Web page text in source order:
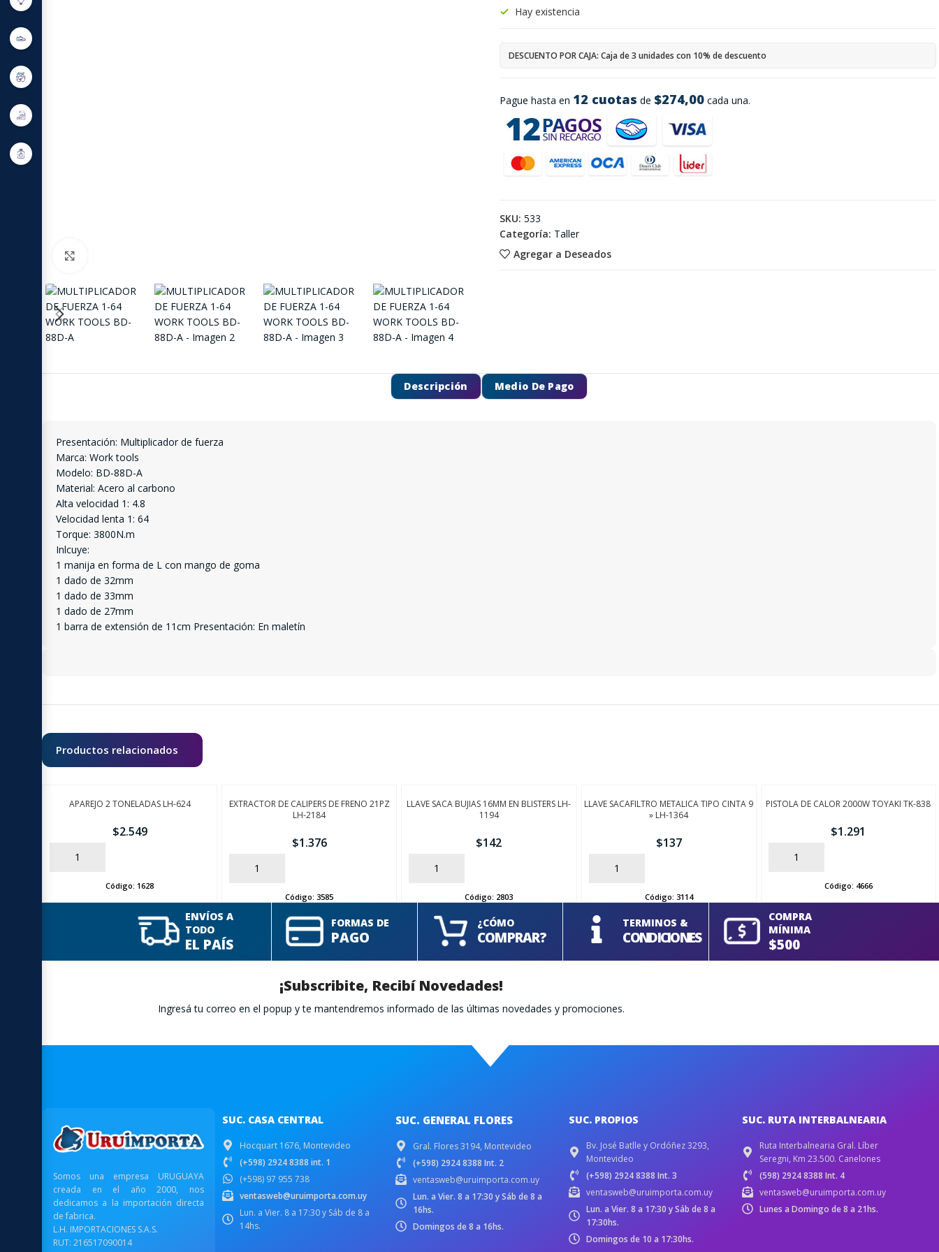
Pague hasta en 12 cuotas de $274,00cada una.
Hay existencia
DESCUENTO POR CAJA: Caja de 3 unidades con 10% de descuento
Agregar a Deseados
SKU: 533
Categoría: Taller
Descripción Medio De Pago
Presentación: Multiplicador de fuerza
Marca: Work tools
Modelo: BD-88D-A
Material: Acero al carbono
Alta velocidad 1: 4.8
Velocidad lenta 1: 64
Torque: 3800N.m
Inlcuye:
1 manija en forma de L con mango de goma
1 dado de 32mm
1 dado de 33mm
1 dado de 27mm
1 barra de extensión de 11cm Presentación: En maletín
Productos relacionados
APAREJO 2 TONELADAS LH-624
$2.549
AÑADIR
Código:1628
EXTRACTOR DE CALIPERS DE FRENO 21PZ
LH-2184
$1.376
AÑADIR
Código:3585
LLAVE SACA BUJIAS 16MM EN BLISTERS LH-
1194
$142
AÑADIR
Código: 2803
LLAVE SACAFILTRO METALICA TIPO CINTA 9
» LH-1364
$137
AÑADIR
Código: 3114
PISTOLA DE CALOR 2000W TOYAKI TK-838
$1.291
AÑADIR
Código: 4666
ENVÍOS A
TODO
EL PAÍS
FORMAS DE
PAGO
¿CÓMO
COMPRAR?
TERMINOS &
CONDICIONES
COMPRA
MÍNIMA
$500
¡Subscribite, Recibí Novedades!
Ingresá tu correo en el popup y te mantendremos informado de las últimas novedades y promociones.
Somos una empresa URUGUAYA
creada en el año 2000, nos
dedicamos a la importación directa
de fabrica.
L.H. IMPORTACIONES S.A.S.
RUT: 216517090014
SUC. CASA CENTRAL
Hocquart 1676, Montevideo
(+598) 2924 8388 int. 1
(+598) 97 955 738
ventasweb@uruimporta.com.uy
Lun. a Vier. 8 a 17:30 y Sáb de 8 a
14hs.
SUC. GENERAL FLORES
Gral. Flores 3194, Montevideo
(+598) 2924 8388 Int. 2
ventasweb@uruimporta.com.uy
Lun. a Vier. 8 a 17:30 y Sáb de 8 a
16hs.
Domingos de 8 a 16hs.
SUC. PROPIOS
Bv. José Batlle y Ordóñez 3293,
Montevideo
(+598) 2924 8388 Int. 3
ventasweb@uruimporta.com.uy
Lun. a Vier. 8 a 17:30 y Sáb de 8 a
17:30hs.
Domingos de 10 a 17:30hs.
SUC. RUTA INTERBALNEARIA
Ruta Interbalnearia Gral. Líber
Seregni, Km 23.500. Canelones
(598) 2924 8388 Int. 4
ventasweb@uruimporta.com.uy
Lunes a Domingo de 8 a 21hs.